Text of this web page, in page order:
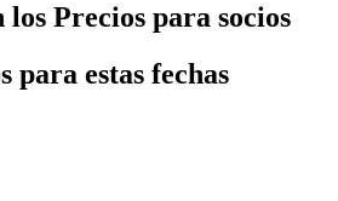
Precios para socios
para estas fechas